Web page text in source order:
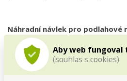
Aby web fungoval
(souhlas s cookies)
Náhradní návlek pro podlahové
spolehlivý úklid kdykoliv
SASANKA® PLATFORMA je
mopyo rozměru 39 × 10 cm. Skvěle